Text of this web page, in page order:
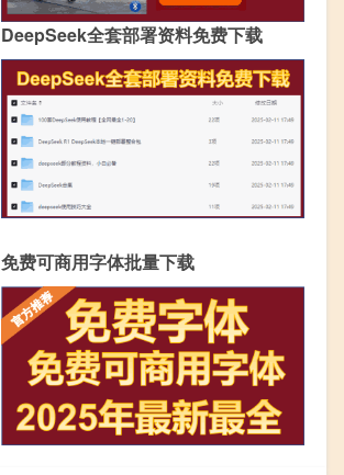
DeepSeek全套部署资料免费下载
免费可商用字体批量下载